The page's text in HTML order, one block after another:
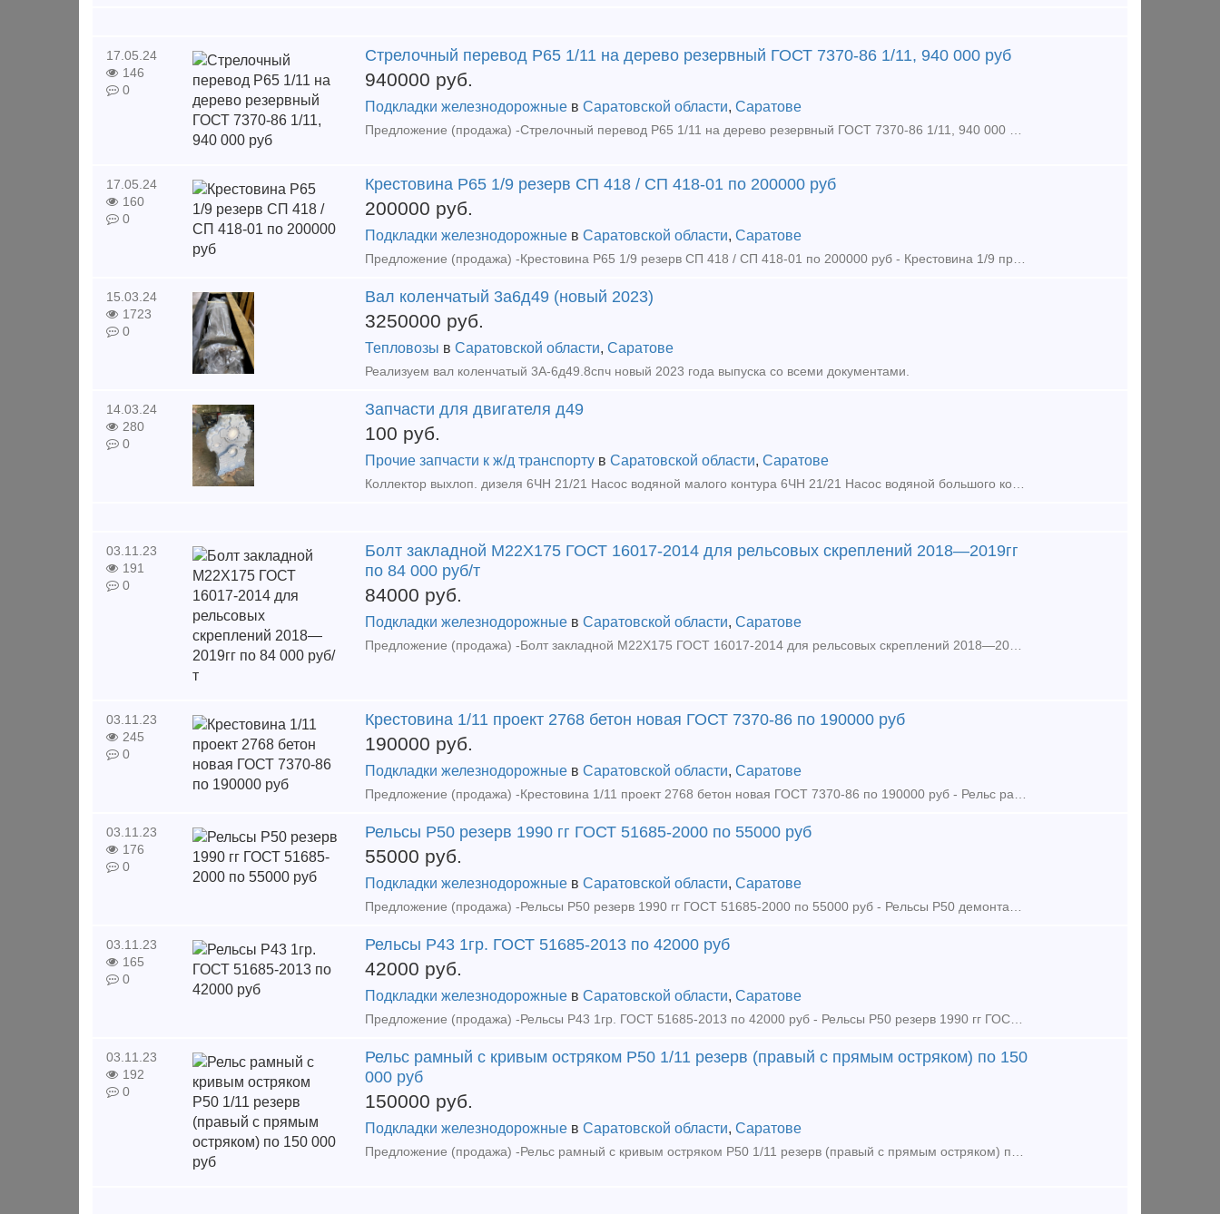
17.05.24
146
0
Стрелочный перевод Р65 1/11 на дерево резервный ГОСТ 7370-86 1/11, 940 000 руб
940000 руб.
Подкладки железнодорожные в Саратовской области, Саратове
Предложение (продажа) -Стрелочный перевод Р65 1/11 на дерево резервный ГОСТ 7370-86 1/11, 940 000 руб - Стрелочные переводы Р65 1/11 проект 2433 резерв по 80000
17.05.24
160
0
Крестовина Р65 1/9 резерв СП 418 / СП 418-01 по 200000 руб
200000 руб.
Подкладки железнодорожные в Саратовской области, Саратове
Предложение (продажа) -Крестовина Р65 1/9 резерв СП 418 / СП 418-01 по 200000 руб - Крестовина 1/9 проект 2434 дерево новая по 265000 руб - Крестовина Р65 1
15.03.24
1723
0
Вал коленчатый 3а6д49 (новый 2023)
3250000 руб.
Тепловозы в Саратовской области, Саратове
Реализуем вал коленчатый 3А-6д49.8спч новый 2023 года выпуска со всеми документами.
14.03.24
280
0
Запчасти для двигателя д49
100 руб.
Прочие запчасти к ж/д транспорту в Саратовской области, Саратове
Коллектор выхлоп. дизеля 6ЧН 21/21 Насос водяной малого контура 6ЧН 21/21 Насос водяной большого контура 6ЧН 21/21 Крышка цилиндра 6ЧН 21/21 Форсунка 6ЧН 21/21 Топливоподкачивающий насос 6ЧН
03.11.23
191
0
Болт закладной М22Х175 ГОСТ 16017-2014 для рельсовых скреплений 2018—2019гг
по 84 000 руб/т
84000 руб.
Подкладки железнодорожные в Саратовской области, Саратове
Предложение (продажа) -Болт закладной М22Х175 ГОСТ 16017-2014 для рельсовых скреплений 2018—2019гг по 84 000 руб/т - Болт закладной М22х175 с гайкой ГОСТ 16017-720
03.11.23
245
0
Крестовина 1/11 проект 2768 бетон новая ГОСТ 7370-86 по 190000 руб
190000 руб.
Подкладки железнодорожные в Саратовской области, Саратове
Предложение (продажа) -Крестовина 1/11 проект 2768 бетон новая ГОСТ 7370-86 по 190000 руб - Рельс рамный с кривым остряком Р65 1/11 проект 2768 (левый с кривым ост
03.11.23
176
0
Рельсы Р50 резерв 1990 гг ГОСТ 51685-2000 по 55000 руб
55000 руб.
Подкладки железнодорожные в Саратовской области, Саратове
Предложение (продажа) -Рельсы Р50 резерв 1990 гг ГОСТ 51685-2000 по 55000 руб - Рельсы Р50 демонтаж без износа 12, 5 м по 43500 руб - Рельсы Р50 2гр. ГОСТ 5
03.11.23
165
0
Рельсы Р43 1гр. ГОСТ 51685-2013 по 42000 руб
42000 руб.
Подкладки железнодорожные в Саратовской области, Саратове
Предложение (продажа) -Рельсы Р43 1гр. ГОСТ 51685-2013 по 42000 руб - Рельсы Р50 резерв 1990 гг ГОСТ 51685-2000 по 55000 руб - Рельсы Р50 демонтаж без износа
03.11.23
192
0
Рельс рамный с кривым остряком Р50 1/11 резерв (правый с прямым остряком) по 150
000 руб
150000 руб.
Подкладки железнодорожные в Саратовской области, Саратове
Предложение (продажа) -Рельс рамный с кривым остряком Р50 1/11 резерв (правый с прямым остряком) по 150 000 руб - Рельс рамный с кривым остряком Р50 1/11 резерв (п